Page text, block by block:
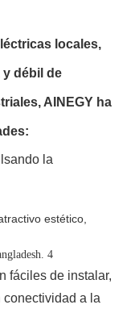
locales,
débil de
AINEGY ha
estético,
fáciles de instalar,
a la